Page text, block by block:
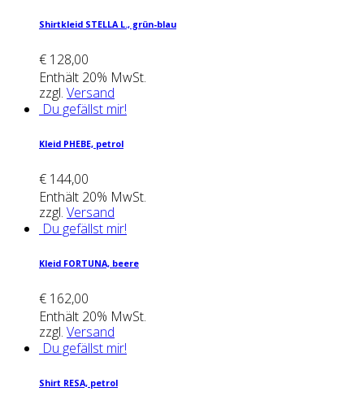
Shirt­kleid STEL­LA L., grün-blau
€ 128,00
Enthält 20% MwSt.
zzgl. Versand
Du gefällst mir!
Kleid PHE­BE, petrol
€ 144,00
Enthält 20% MwSt.
zzgl. Versand
Du gefällst mir!
Kleid FOR­TU­NA, bee­re
€ 162,00
Enthält 20% MwSt.
zzgl. Versand
Du gefällst mir!
Shirt RESA, petrol